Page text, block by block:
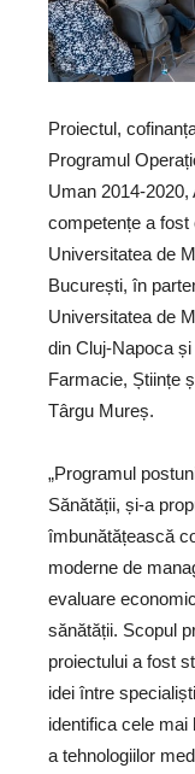
Proiectul,
Programul
Uman 2014-
competențe a fost
Universitatea de
București, în
Universitatea de
din Cluj-Napoca
Farmacie, Științe
Târgu Mureș.
„Programul
Sănătății, și-a
îmbunătățească
moderne de
evaluare
sănătății. Scopul
proiectului a fost
idei între
identifica cele mai
a tehnologiilor